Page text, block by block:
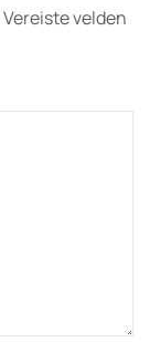
Vereiste velden